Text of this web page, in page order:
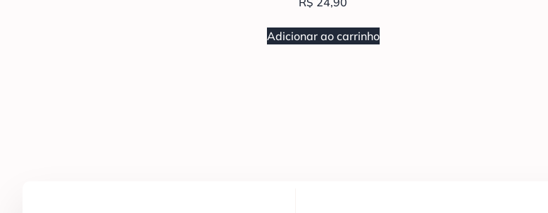
Adicionar ao carrinho